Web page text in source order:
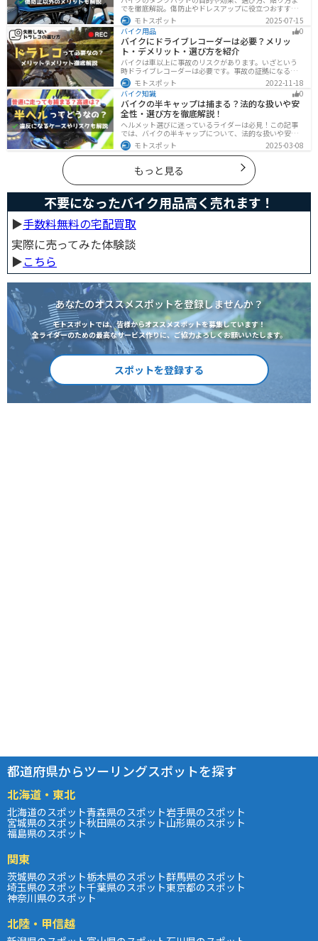
でを徹底解説。傷防止やドレスアップに役立つおすすめ
アイテムも紹介。初心者にも分かりやすい内容で、タン
クパッド選びに迷っている方に最適な情報をお届けしま
す。
モトスポット
2025-07-15
バイク用品
0
バイクにドライブレコーダーは必要？メリッ
ト・デメリット・選び方を紹介
バイクは車以上に事故のリスクがあります。いざという
時ドライブレコーダーは必要です。事故の証拠になるの
はもちろん、ツーリングの記録など多数のメリットがあ
ります。ドライブレコーダーのメリットデメリット、選
び方についてまとめました。付けようか悩んでいる人は
参考にしてください。
モトスポット
2022-11-18
バイク知識
0
バイクの半キャップは捕まる？法的な扱いや安
全性・選び方を徹底解説！
ヘルメット選びに迷っているライダーは必見！この記事
では、バイクの半キャップについて、法的な扱いや安全
性、選び方を詳しく解説しています。実は、法律で認め
られていても、状況によっては違法となる可能性がある
ので注意が必要です。この記事を読めば、ヘルメットを
正しく選ぶヒントが得られます。
モトスポット 2025-03-08
もっと見る
不要になったバイク用品高く売れます！
▶︎手数料無料の宅配買取
実際に売ってみた体験談
▶︎こちら
あなたのオススメスポットを登録しませんか？
モトスポットでは、皆様からオススメスポットを募集しています！
全ライダーのための最高なサービス作りに、ご協力よろしくお願いいたします。
スポットを登録する
都道府県からツーリングスポットを探す
北海道・東北
北海道のスポット青森県のスポット岩手県のスポット
宮城県のスポット秋田県のスポット山形県のスポット
福島県のスポット
関東
茨城県のスポット栃木県のスポット群馬県のスポット
埼玉県のスポット千葉県のスポット東京都のスポット
神奈川県のスポット
北陸・甲信越